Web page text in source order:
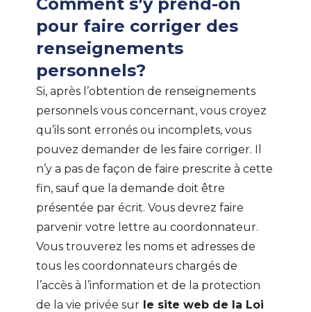
pour faire corriger des
renseignements
personnels?
Si, après l’obtention de renseignements
personnels vous concernant, vous croyez
qu’ils sont erronés ou incomplets, vous
pouvez demander de les faire corriger. Il
n’y a pas de façon de faire prescrite à cette
fin, sauf que la demande doit être
présentée par écrit. Vous devrez faire
parvenir votre lettre au coordonnateur.
Vous trouverez les noms et adresses de
tous les coordonnateurs chargés de
l’accès à l’information et de la protection
de la vie privée sur le site web de la Loi